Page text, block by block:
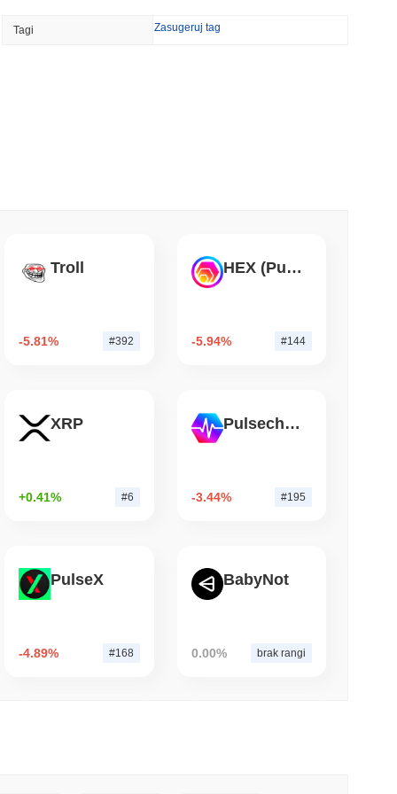
się wstrzymują
do swojej brytyjskiej aplikacji
czytanie
Tagi Zasugeruj tag
Troll
-5.81% #392
HEX (Pulsechain)
-5.94% #144
XRP
+0.41% #6
Pulsechain
-3.44% #195
PulseX
-4.89% #168
BabyNot
0.00% brak rangi